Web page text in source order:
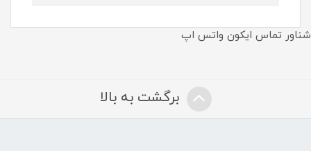
شناور تماس ایکون واتس اپ
برگشت به بالا